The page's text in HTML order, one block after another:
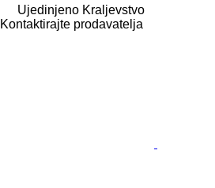
Ujedinjeno Kraljevstvo
Kontaktirajte prodavatelja